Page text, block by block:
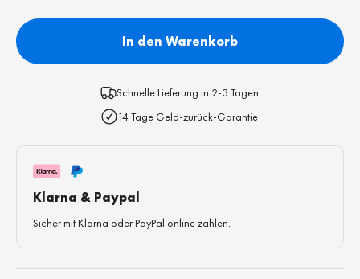
In den Warenkorb
Schnelle Lieferung in 2-3 Tagen
14 Tage Geld-zurück-Garantie
Klarna & Paypal
Sicher mit Klarna oder PayPal online zahlen.